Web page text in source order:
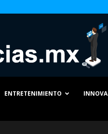
ENTRETENIMIENTO